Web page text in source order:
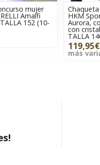
mujer
Amalfi
152 (10-
HKM
Aurora,
con
TALLA
119,95€
más